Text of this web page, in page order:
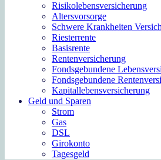
Risikolebensversicherung
Altersvorsorge
Schwere Krankheiten
Riesterrente
Basisrente
Rentenversicherung
Fondsgebundene
Fondsgebundene
Kapitallebensversicherung
Geld und Sparen
Strom
Gas
DSL
Girokonto
Tagesgeld